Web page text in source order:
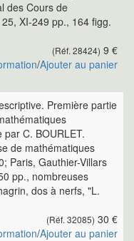
des Cours de
XI-249 pp., 164 figg.
(Réf. 28424) 9 €
/Ajouter au panier
Première partie
C. BOURLET.
de mathématiques
Paris, Gauthier-Villars
pp., nombreuses
dos à nerfs, "L.
(Réf. 32085) 30 €
/Ajouter au panier